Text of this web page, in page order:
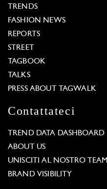
TRENDS
FASHION NEWS
REPORTS
STREET
TAGBOOK
TALKS
PRESS ABOUT TAGWALK
Contattateci
TREND DATA DASHBOARD
ABOUT US
UNISCITI AL NOSTRO TEAM
BRAND VISIBILITY